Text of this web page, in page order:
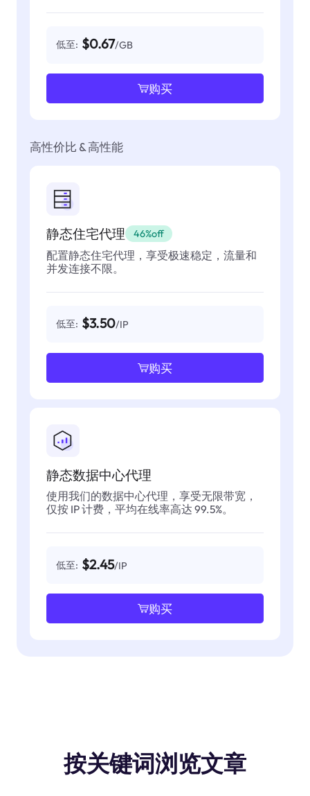
低至: $0.67/GB
购买
高性价比 & 高性能
静态住宅代理 46%off
配置静态住宅代理，享受极速稳定，流量和
并发连接不限。
低至: $3.50/IP
购买
静态数据中心代理
使用我们的数据中心代理，享受无限带宽，
仅按 IP 计费，平均在线率高达 99.5%。
低至: $2.45/IP
购买
按关键词浏览文章